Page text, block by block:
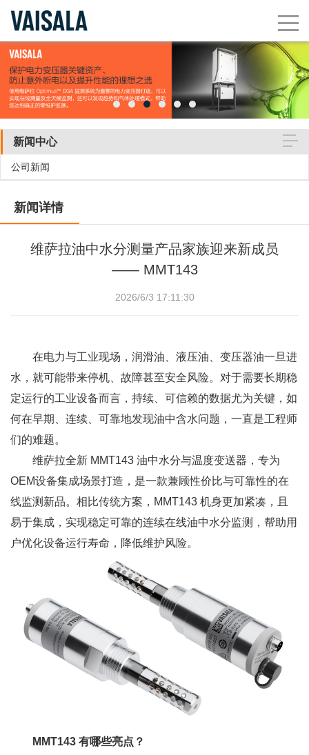
新闻中心
公司新闻
新闻详情
维萨拉油中水分测量产品家族迎来新成员
—— MMT143
2026/6/3 17:11:30
在电力与工业现场，润滑油、液压油、变压器油一旦进
水，就可能带来停机、故障甚至安全风险。对于需要长期稳
定运行的工业设备而言，持续、可信赖的数据尤为关键，如
何在早期、连续、可靠地发现油中含水问题，一直是工程师
们的难题。
维萨拉全新 MMT143 油中水分与温度变送器，专为
OEM设备集成场景打造，是一款兼顾性价比与可靠性的在
线监测新品。相比传统方案，MMT143 机身更加紧凑，且
易于集成，实现稳定可靠的连续在线油中水分监测，帮助用
户优化设备运行寿命，降低维护风险。
MMT143 有哪些亮点？